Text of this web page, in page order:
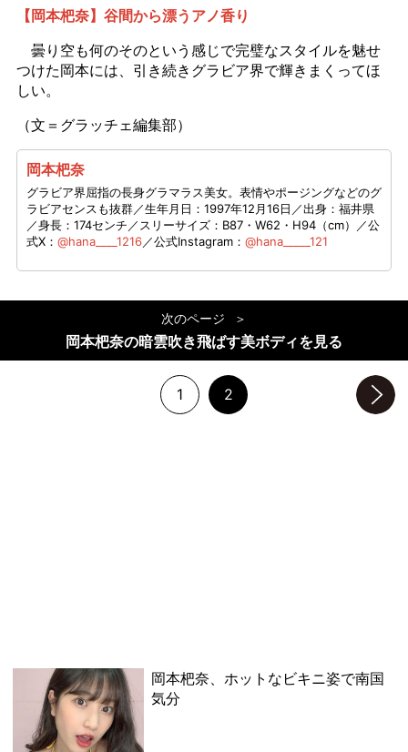
【岡本杷奈】谷間から漂うアノ香り
曇り空も何のそのという感じで完璧なスタイルを魅せ
つけた岡本には、引き続きグラビア界で輝きまくってほ
しい。
（文＝グラッチェ編集部）
岡本杷奈
グラビア界屈指の長身グラマラス美女。表情やポージングなどのグ
ラビアセンスも抜群／生年月日：1997年12月16日／出身：福井県
／身長：174センチ／スリーサイズ：B87・W62・H94（cm）／公
式X： @hana____1216／公式Instagram： @hana_____121
次のページ
岡本杷奈の暗雲吹き飛ばす美ボディを見る
1 2
岡本杷奈、ホットなビキニ姿で南国
気分